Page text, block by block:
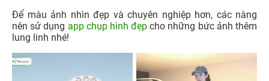
Để màu ảnh nhìn đẹp và chuyên nghiệp hơn, các nàng
nên sử dụng app chụp hình đẹp cho những bức ảnh thêm
lung linh nhé!